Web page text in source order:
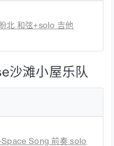
北 和弦+solo 吉他
沙滩小屋乐队
Space Song 前奏 solo